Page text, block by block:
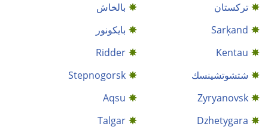
ترکستان
بالخاش
Sarķand
بايكونور
Kentau
Ridder
شتشوتشينسك
Stepnogorsk
Zyryanovsk
Aqsu
Dzhetygara
Talgar